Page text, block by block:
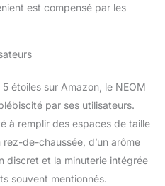
à la fois la
diffusion en fonction
de l'environnement :
base éco-chic
d'hévéa – un
forêts durables
de
d'emploi : il suffit de
de l'eau, en ne
est compensé par les
étoiles sur Amazon, le NEOM
par ses utilisateurs.
à remplir des espaces de taille
de-chaussée, d’un arôme
discret et la minuterie intégrée
souvent mentionnés.